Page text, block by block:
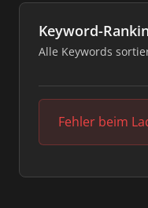
Keyword-
Alle Keywords
Fehler beim